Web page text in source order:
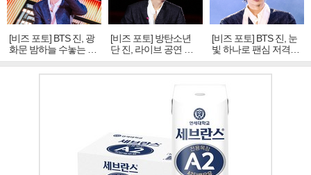
[비즈 포토] BTS 진, 광
화문 밤하늘 수놓는 '비
주얼 킹'의 열창
[비즈 포토] 방탄소년
단 진, 라이브 공연 중
빛나는 독보적 아우라
[비즈 포토] BTS 진, 눈
빛 하나로 팬심 저격…
독보적 카리스마